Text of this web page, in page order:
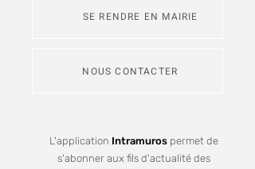
SE RENDRE EN MAIRIE
NOUS CONTACTER
L'application Intramurospermet de
s'abonner aux fils d'actualité des